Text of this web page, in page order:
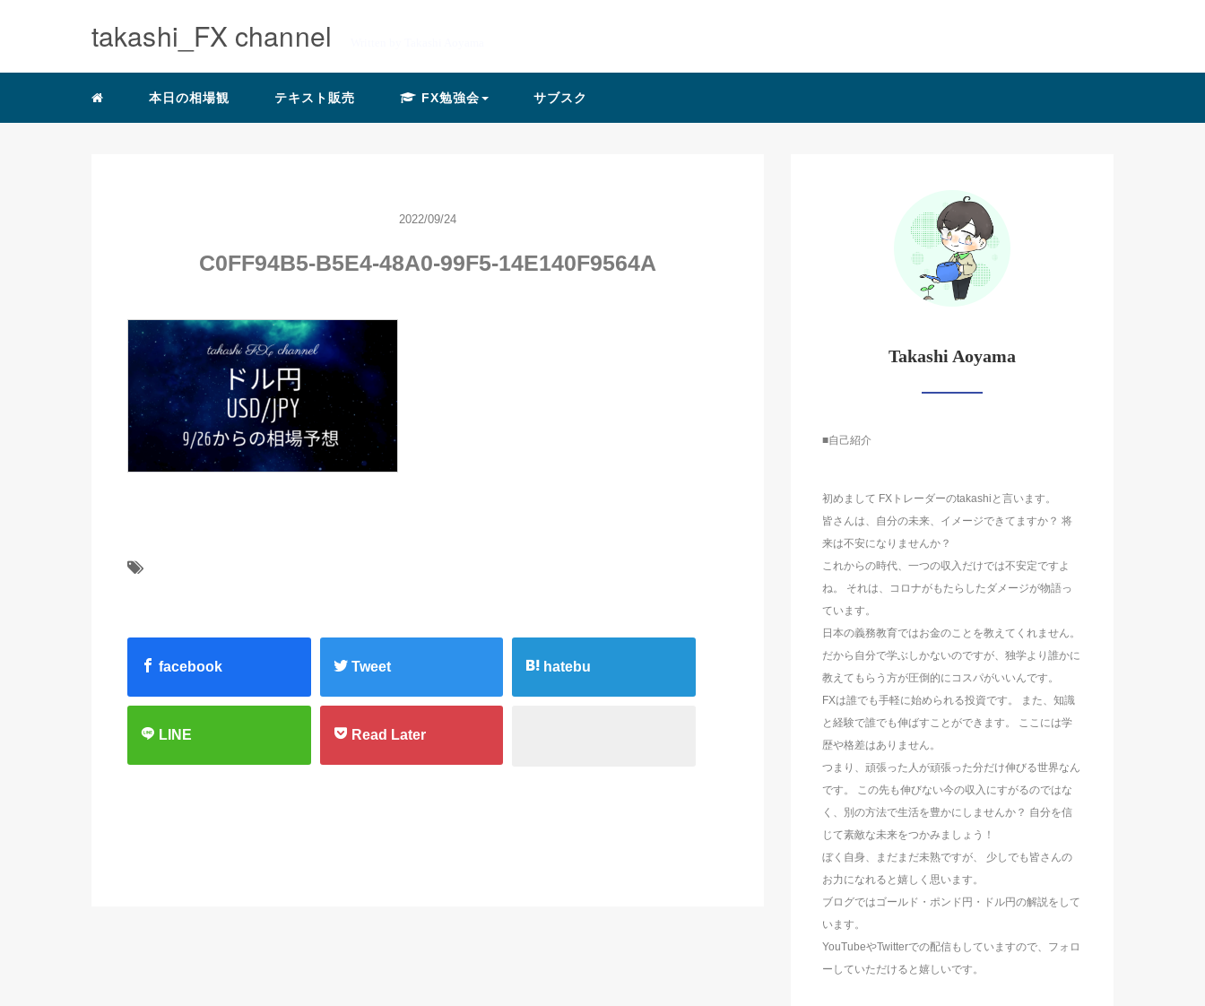
takashi_FX channel
本日の相場観 テキスト販売 FX勉強会 サブスク
2022/09/24
C0FF94B5-B5E4-48A0-99F5-14E140F9564A
facebook Tweet hatebu
LINE Read Later
Takashi Aoyama
■自己紹介
初めまして FXトレーダーのtakashiと言います。
皆さんは、自分の未来、イメージできてますか？ 将
来は不安になりませんか？
これからの時代、一つの収入だけでは不安定ですよ
ね。 それは、コロナがもたらしたダメージが物語っ
ています。
日本の義務教育ではお金のことを教えてくれません。
だから自分で学ぶしかないのですが、独学より誰かに
教えてもらう方が圧倒的にコスパがいいんです。
FXは誰でも手軽に始められる投資です。 また、知識
と経験で誰でも伸ばすことができます。 ここには学
歴や格差はありません。
つまり、頑張った人が頑張った分だけ伸びる世界なん
です。 この先も伸びない今の収入にすがるのではな
く、別の方法で生活を豊かにしませんか？ 自分を信
じて素敵な未来をつかみましょう！
ぼく自身、まだまだ未熟ですが、 少しでも皆さんの
お力になれると嬉しく思います。
ブログではゴールド・ポンド円・ドル円の解説をして
います。
YouTubeやTwitterでの配信もしていますので、フォロ
ーしていただけると嬉しいです。